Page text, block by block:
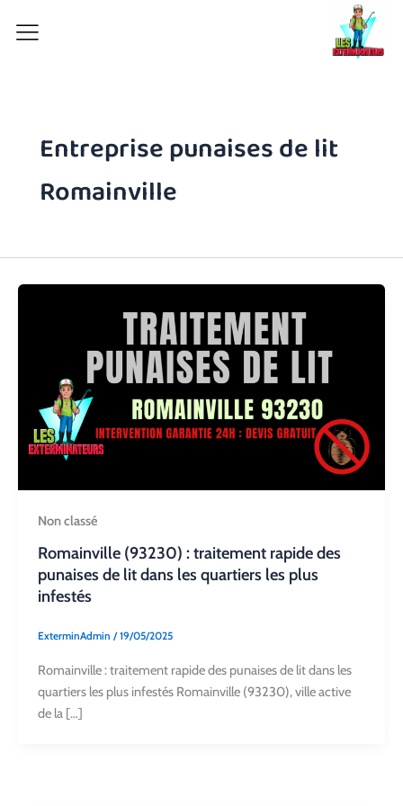
Entreprise punaises de lit
Romainville
Non classé
Romainville (93230) : traitement rapide des
punaises de lit dans les quartiers les plus
infestés
ExterminAdmin /19/05/2025
Romainville : traitement rapide des punaises de lit dans les
quartiers les plus infestés Romainville (93230), ville active
de la […]